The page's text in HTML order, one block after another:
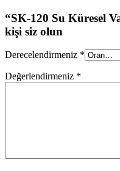
“SK-120 Su Küresel
kişi siz olun
Derecelendirmeniz *
Değerlendirmeniz *